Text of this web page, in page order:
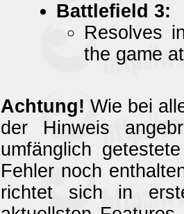
Battlefield 3:
Resolves
the game
Achtung! Wie bei
der Hinweis
umfänglich
Fehler noch
richtet sich in